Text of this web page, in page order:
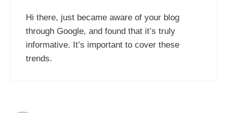
Hi there, just became aware of your blog
through Google, and found that it’s truly
informative. It’s important to cover these
trends.